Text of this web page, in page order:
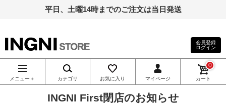
平日、土曜14時までのご注文は当日発送
INGNI（イン
グ）公式通
販｜INGNI
会員登録
ログイン
メニュー＋ カテゴリ お気に入り マイページ カート
0
INGNI First閉店のお知らせ